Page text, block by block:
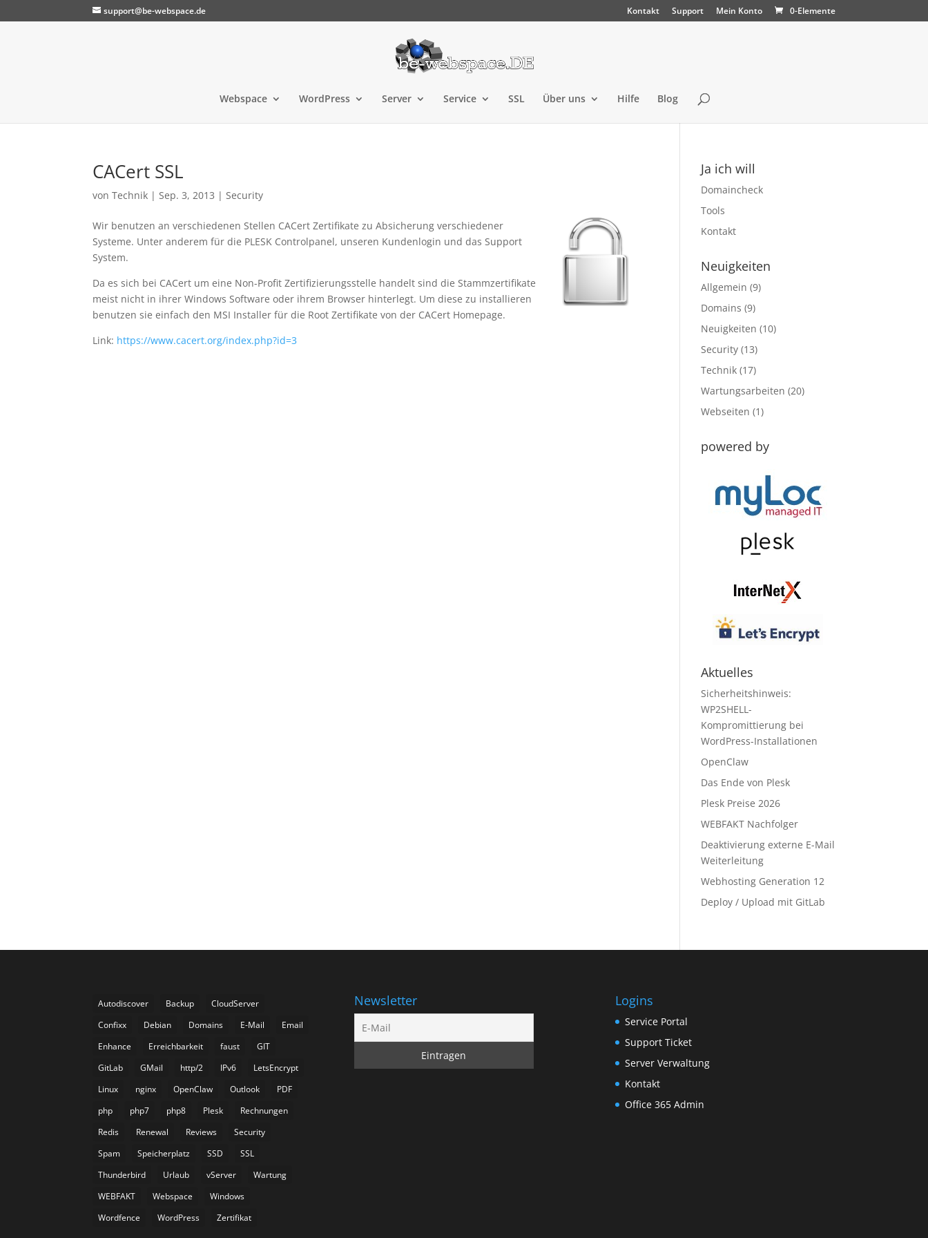
support@be-webspace.de Kontakt Support Mein Konto 0-Elemente
Webspace WordPress Server Service SSL Über uns Hilfe Blog
CACert SSL
vonTechnik |Sep. 3, 2013 |Security
Wir benutzen an verschiedenen Stellen CACert Zertifikate zu Absicherung verschiedener
Systeme. Unter anderem für die PLESK Controlpanel, unseren Kundenlogin und das Support
System.
Da es sich bei CACert um eine Non-Profit Zertifizierungsstelle handelt sind die Stammzertifikate
meist nicht in ihrer Windows Software oder ihrem Browser hinterlegt. Um diese zu installieren
benutzen sie einfach den MSI Installer für die Root Zertifikate von der CACert Homepage.
Link: https://www.cacert.org/index.php?id=3
Ja ich will
Domaincheck
Tools
Kontakt
Neuigkeiten
Allgemein (9)
Domains (9)
Neuigkeiten (10)
Security (13)
Technik (17)
Wartungsarbeiten (20)
Webseiten (1)
powered by
Aktuelles
Sicherheitshinweis:
WP2SHELL-
Kompromittierung bei
WordPress-Installationen
OpenClaw
Das Ende von Plesk
Plesk Preise 2026
WEBFAKT Nachfolger
Deaktivierung externe E-Mail
Weiterleitung
Webhosting Generation 12
Deploy / Upload mit GitLab
Autodiscover Backup
CloudServer
Confixx
Debian Domains E-Mail
Email
Enhance
Erreichbarkeit faust
GIT
GitLab
GMail http/2 IPv6
LetsEncrypt
Linux
nginx OpenClaw Outlook
PDF
php
php7 php8 Plesk
Rechnungen
Redis
Renewal Reviews
Security
Spam
Speicherplatz SSD
SSL
Thunderbird
Urlaub vServer
Wartung
WEBFAKT
Webspace
Windows
Wordfence
WordPress Zertifikat
Newsletter Logins
Service Portal
Support Ticket
Server Verwaltung
Kontakt
Office 365 Admin